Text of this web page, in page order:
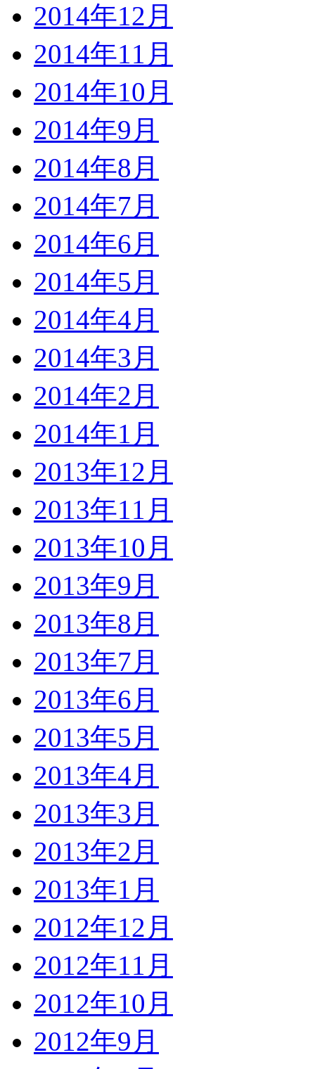
2014年12月
2014年11月
2014年10月
2014年9月
2014年8月
2014年7月
2014年6月
2014年5月
2014年4月
2014年3月
2014年2月
2014年1月
2013年12月
2013年11月
2013年10月
2013年9月
2013年8月
2013年7月
2013年6月
2013年5月
2013年4月
2013年3月
2013年2月
2013年1月
2012年12月
2012年11月
2012年10月
2012年9月